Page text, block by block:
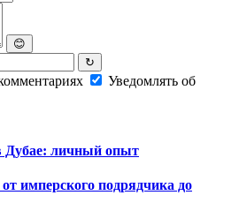
😊
↻
Уведомлять об
личный опыт
имперского подрядчика до